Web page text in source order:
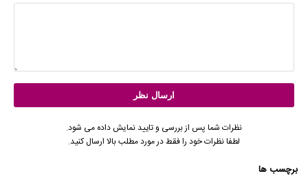
نظرات شما پس از بررسی و تایید نمایش داده می شود.
لطفا نظرات خود را فقط در مورد مطلب بالا ارسال کنید.
برچسب ها